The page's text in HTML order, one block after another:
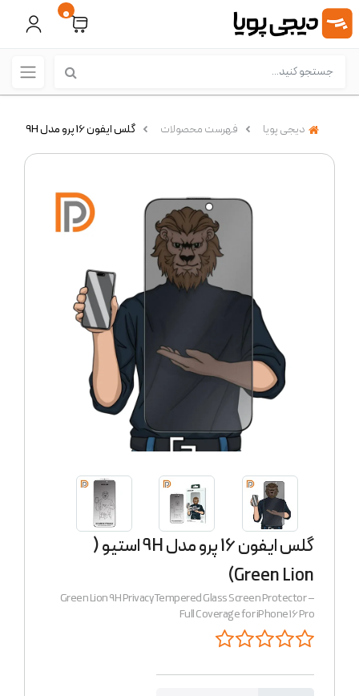
0
دیجی پویا فهرست محصولات گلس ایفون 16 پرو مدل 9H استیو ( Green Lion)
گلس ایفون 16 پرو مدل 9H استیو (
Green Lion)
Green Lion 9H Privacy Tempered Glass Screen Protector –
Full Coverage for iPhone 16 Pro